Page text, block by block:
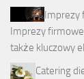
Imprezy
także kluczowy
Catering